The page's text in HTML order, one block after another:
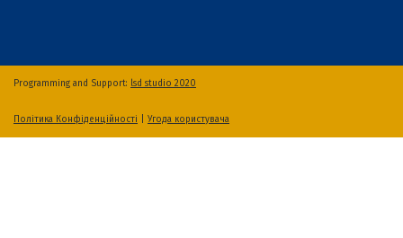
Programming and Support: lsd studio 2020
Політика Конфіденційності Угода користувача